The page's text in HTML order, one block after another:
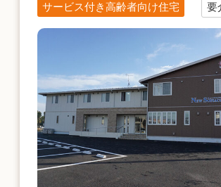
サービス付き高齢者向け住宅 要